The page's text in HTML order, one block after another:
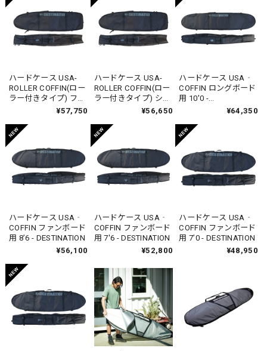
ハードケース USA-
ROLLER COFFIN(ロー
ラー付きタイプ) ファ
ンボード用 7'0 -¥57,750
ハードケース USA-
ROLLER COFFIN(ロー
ラー付きタイプ) ショ
ートボード用 6'6 -
¥56,650
ハードケース USA‐
COFFIN ロングボード
用 10'0 -
DESTINATION¥64,350
ハードケース USA‐
COFFIN ファンボード
用 8’6 - DESTINATION
¥56,100
ハードケース USA‐
COFFIN ファンボード
用 7'6 - DESTINATION
¥52,800
ハードケース USA‐
COFFIN ファンボード
用 7’0 - DESTINATION
¥48,950